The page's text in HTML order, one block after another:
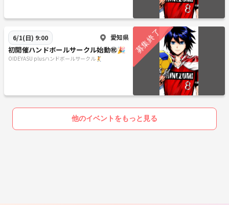
6/1(日) 9:00 愛知県
初開催ハンドボールサークル始動㊗️🎉
OIDEYASU plusハンドボールサークル🤾
他のイベントをもっと見る